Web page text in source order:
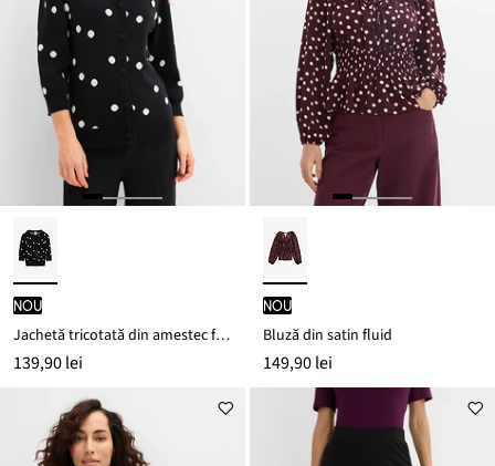
nou
Jachetă tricotată din amestec fin de viscoză
139,90 lei
nou
Bluză din satin fluid
149,90 lei